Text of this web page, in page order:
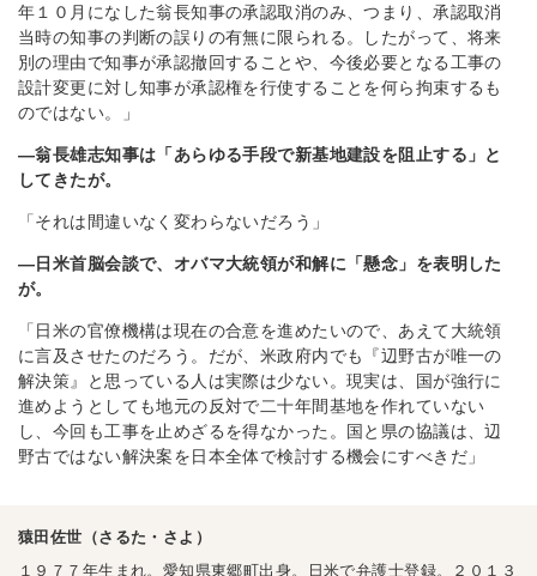
年１０月になした翁長知事の承認取消のみ、つまり、承認取消
当時の知事の判断の誤りの有無に限られる。したがって、将来
別の理由で知事が承認撤回することや、今後必要となる工事の
設計変更に対し知事が承認権を行使することを何ら拘束するも
のではない。」
―翁長雄志知事は「あらゆる手段で新基地建設を阻止する」と
してきたが。
「それは間違いなく変わらないだろう」
―日米首脳会談で、オバマ大統領が和解に「懸念」を表明した
が。
「日米の官僚機構は現在の合意を進めたいので、あえて大統領
に言及させたのだろう。だが、米政府内でも『辺野古が唯一の
解決策』と思っている人は実際は少ない。現実は、国が強行に
進めようとしても地元の反対で二十年間基地を作れていない
し、今回も工事を止めざるを得なかった。国と県の協議は、辺
野古ではない解決案を日本全体で検討する機会にすべきだ」
猿田佐世（さるた・さよ）
１９７７年生まれ。愛知県東郷町出身。日米で弁護士登録。２０１３